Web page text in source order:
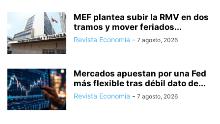
MEF plantea subir la RMV en dos
tramos y mover feriados...
Revista Economía - 7 agosto, 2026
Mercados apuestan por una Fed
más flexible tras débil dato de...
Revista Economía - 7 agosto, 2026